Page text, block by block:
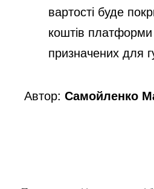
вартості буде
коштів
призначених для
Автор:Самойленко